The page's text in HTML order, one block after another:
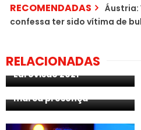
RECOMENDADAS
Áustria:
confessa ter sido vítima de
RELACIONADAS
defende "You" na
Eurovisão 2021
JESC 2021: Geórgia
marca presença